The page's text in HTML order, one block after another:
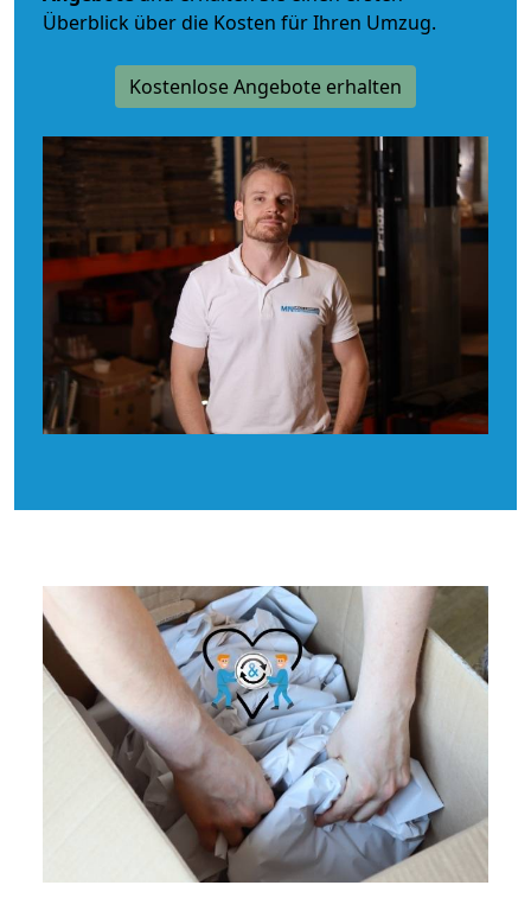
Überblick über die Kosten für Ihren Umzug.
Kostenlose Angebote erhalten